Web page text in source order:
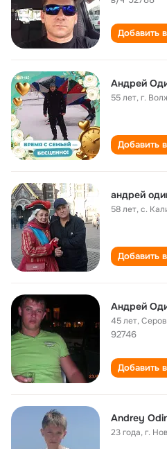
Добавить
Андрей
55 лет,г.
Добавить
андрей
58 лет,с.
Добавить
Андрей
45 лет,Серов
92746
Добавить
Andrey
23 года,г.